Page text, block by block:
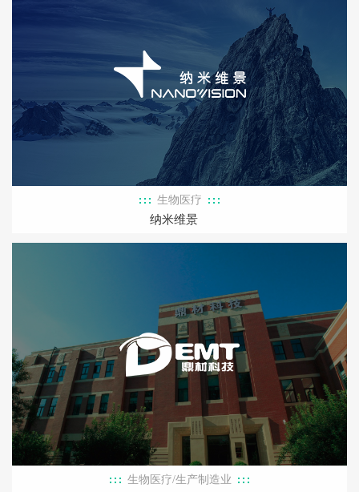
生物医疗
纳米维景
生物医疗/生产制造业